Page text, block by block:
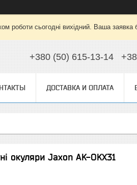
роботи сьогодні вихідний. Ваша
+380 (50) 615-13-14
ДОСТАВКА И ОПЛАТА
окуляри Jaxon AK-OKX31